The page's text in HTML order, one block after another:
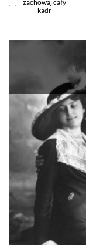
zachowaj cały
kadr